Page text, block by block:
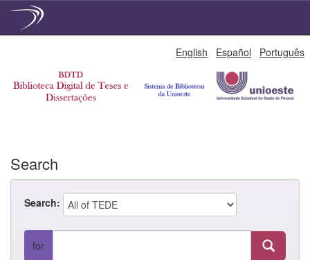
English Español Português
Search
Search:
for